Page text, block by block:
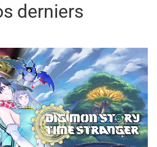
derniers